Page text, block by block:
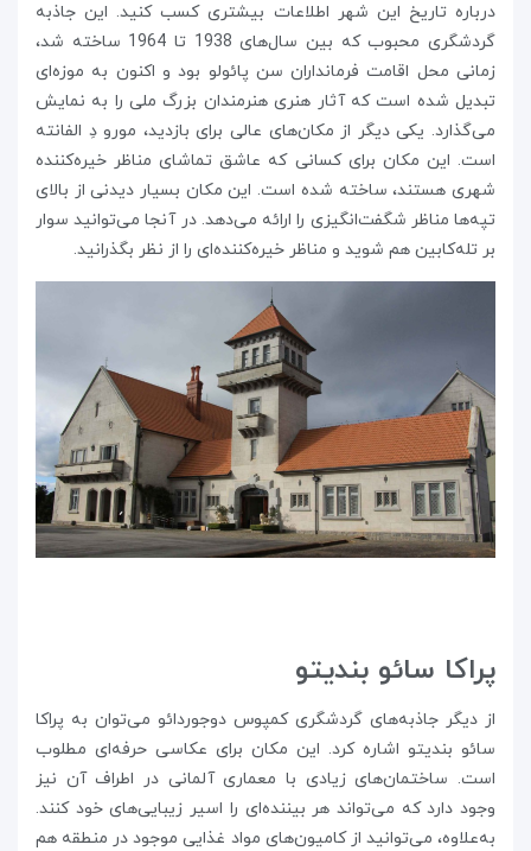
درباره تاریخ این شهر اطلاعات بیشتری کسب کنید. این جاذبه
گردشگری محبوب که بین سال‌های 1938 تا 1964 ساخته شد،
زمانی محل اقامت فرمانداران سن پائولو بود و اکنون به موزه‌ای
تبدیل شده است که آثار هنری هنرمندان بزرگ ملی را به نمایش
می‌گذارد. یکی دیگر از مکان‌های عالی برای بازدید، مورو دِ الفانته
است. این مکان برای کسانی که عاشق تماشای مناظر خیره‌کننده
شهری هستند، ساخته شده است. این مکان بسیار دیدنی از بالای
تپه‌ها مناظر شگفت‌انگیزی را ارائه می‌دهد. در آنجا می‌توانید سوار
بر تله‌کابین هم شوید و مناظر خیره‌کننده‌ای را از نظر بگذرانید.
پراکا سائو بندیتو
از دیگر جاذبه‌های گردشگری کمپوس دوجوردائو می‌توان به پراکا
سائو بندیتو اشاره کرد. این مکان برای عکاسی حرفه‌ای مطلوب
است. ساختمان‌های زیادی با معماری آلمانی در اطراف آن نیز
وجود دارد که می‌تواند هر بیننده‌ای را اسیر زیبایی‌های خود کنند.
به‌علاوه، می‌توانید از کامیون‌های مواد غذایی موجود در منطقه هم